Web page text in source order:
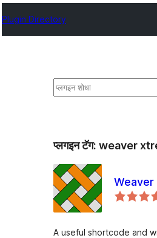
Plugin Directory
शोधा
प्लगइन टॅग: weaver
A useful shortcode and